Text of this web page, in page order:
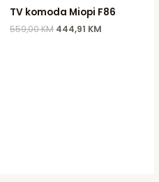
TV komoda Miopi F86
559,00KM 444,91 KM